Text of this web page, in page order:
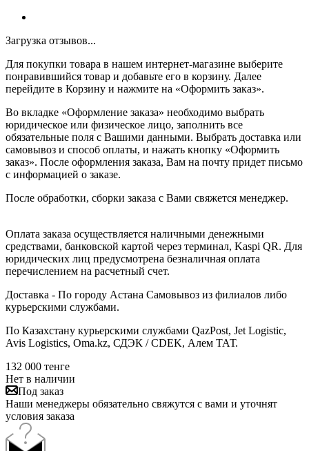
Загрузка отзывов...
Для покупки товара в нашем интернет-магазине выберите
понравившийся товар и добавьте его в корзину. Далее
перейдите в Корзину и нажмите на «Оформить заказ».
Во вкладке «Оформление заказа» необходимо выбрать
юридическое или физическое лицо, заполнить все
обязательные поля с Вашими данными. Выбрать доставка или
самовывоз и способ оплаты, и нажать кнопку «Оформить
заказ». После оформления заказа, Вам на почту придет письмо
с информацией о заказе.
После обработки, сборки заказа с Вами свяжется менеджер.
Оплата заказа осуществляется наличными денежными
средствами, банковской картой через терминал, Kaspi QR. Для
юридических лиц предусмотрена безналичная оплата
перечислением на расчетный счет.
Доставка - По городу Астана Самовывоз из филиалов либо
курьерскими службами.
По Казахстану курьерскими службами QazPost, Jet Logistic,
Avis Logistics, Oma.kz, СДЭК / CDEK, Алем ТАТ.
132 000 тенге
Нет в наличии
Под заказ
Наши менеджеры обязательно свяжутся с вами и уточнят
условия заказа